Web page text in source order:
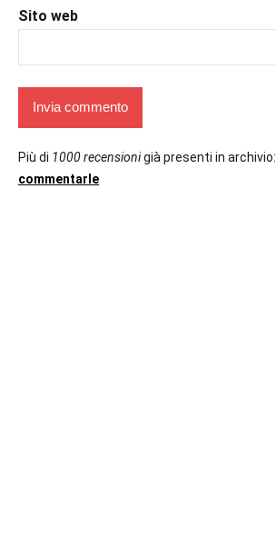
Sito web
Più di 1000 recensionigià presenti in archivio:
commentarle